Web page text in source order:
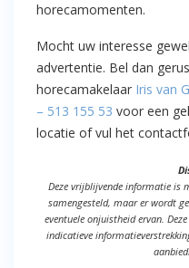
horecamomenten.
Mocht uw interesse
advertentie. Bel dan
horecamakelaar Iris van
– 513 155 53 voor een
locatie of vul het
Deze vrijblijvende informatie is
samengesteld, maar er wordt
eventuele onjuistheid ervan.
indicatieve